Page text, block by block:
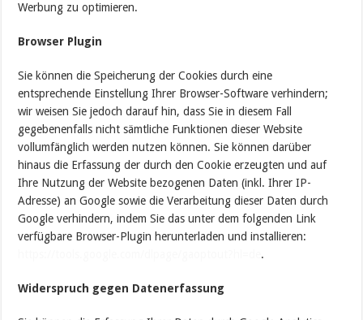
Werbung zu optimieren.
Browser Plugin
Sie können die Speicherung der Cookies durch eine
entsprechende Einstellung Ihrer Browser-Software verhindern;
wir weisen Sie jedoch darauf hin, dass Sie in diesem Fall
gegebenenfalls nicht sämtliche Funktionen dieser Website
vollumfänglich werden nutzen können. Sie können darüber
hinaus die Erfassung der durch den Cookie erzeugten und auf
Ihre Nutzung der Website bezogenen Daten (inkl. Ihrer IP-
Adresse) an Google sowie die Verarbeitung dieser Daten durch
Google verhindern, indem Sie das unter dem folgenden Link
verfügbare Browser-Plugin herunterladen und installieren:
.
Widerspruch gegen Datenerfassung